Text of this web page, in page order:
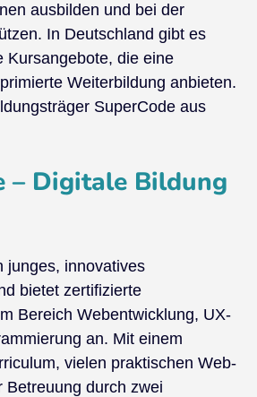
ausbilden und bei der
In Deutschland gibt es
Kursangebote, die eine
Weiterbildung anbieten.
SuperCode aus
– Digitale Bildung
junges, innovatives
bietet zertifizierte
Bereich Webentwicklung, UX-
an. Mit einem
vielen praktischen Web-
Betreuung durch zwei